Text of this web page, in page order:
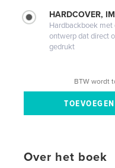
HARDCOVER,
Hardbackboek met
ontwerp dat direct
gedrukt
BTW wordt
Over het boek